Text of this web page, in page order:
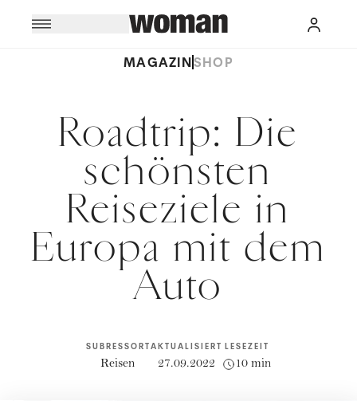
MAGAZINSHOP
Roadtrip: Die
schönsten
Reiseziele in
Europa mit dem
Auto
SUBRESSORT
Reisen
AKTUALISIERT
27.09.2022
LESEZEIT
10 min